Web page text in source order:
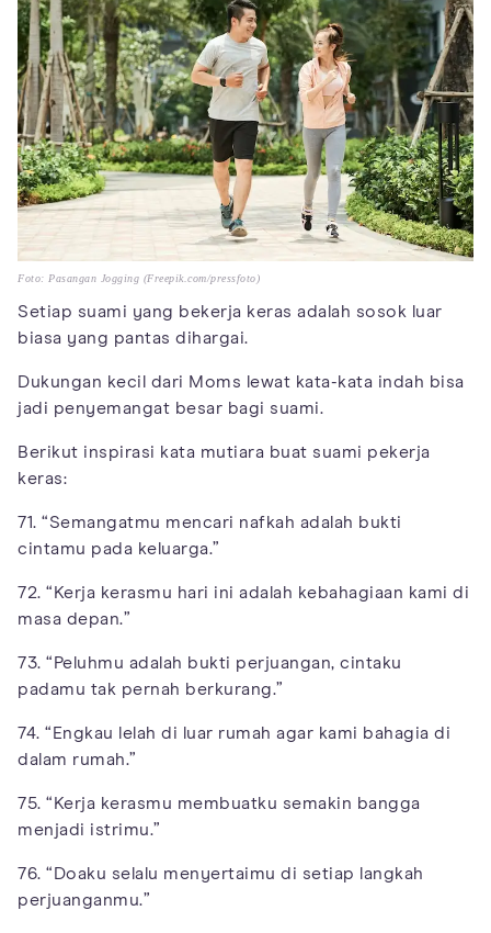
Foto: Pasangan Jogging (Freepik.com/pressfoto)
Setiap suami yang bekerja keras adalah sosok luar
biasa yang pantas dihargai.
Dukungan kecil dari Moms lewat kata-kata indah bisa
jadi penyemangat besar bagi suami.
Berikut inspirasi kata mutiara buat suami pekerja
keras:
71. “Semangatmu mencari nafkah adalah bukti
cintamu pada keluarga.”
72. “Kerja kerasmu hari ini adalah kebahagiaan kami di
masa depan.”
73. “Peluhmu adalah bukti perjuangan, cintaku
padamu tak pernah berkurang.”
74. “Engkau lelah di luar rumah agar kami bahagia di
dalam rumah.”
75. “Kerja kerasmu membuatku semakin bangga
menjadi istrimu.”
76. “Doaku selalu menyertaimu di setiap langkah
perjuanganmu.”